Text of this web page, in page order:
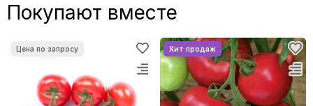
Покупают вместе